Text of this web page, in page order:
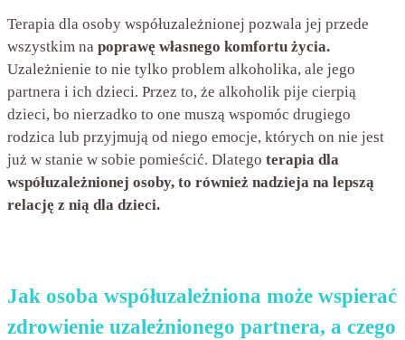
Terapia dla osoby współuzależnionej pozwala jej przede
wszystkim na poprawę własnego komfortu życia.
Uzależnienie to nie tylko problem alkoholika, ale jego
partnera i ich dzieci. Przez to, że alkoholik pije cierpią
dzieci, bo nierzadko to one muszą wspomóc drugiego
rodzica lub przyjmują od niego emocje, których on nie jest
już w stanie w sobie pomieścić. Dlatego terapia dla
współuzależnionej osoby, to również nadzieja na lepszą
relację z nią dla dzieci.
Jak osoba współuzależniona może wspierać
zdrowienie uzależnionego partnera, a czego